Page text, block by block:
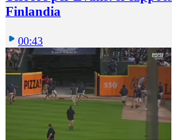
Finlandia
00:43